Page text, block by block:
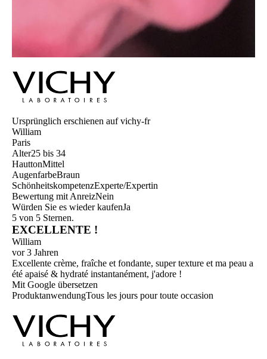
Ursprünglich erschienen auf vichy-fr
William
Paris
Alter25 bis 34
HauttonMittel
AugenfarbeBraun
SchönheitskompetenzExperte/Expertin
Bewertung mit AnreizNein
Würden Sie es wieder kaufenJa
5 von 5 Sternen.
EXCELLENTE !
William
vor 3 Jahren
Excellente crème, fraîche et fondante, super texture et ma peau a
été apaisé & hydraté instantanément, j'adore !
Mit Google übersetzen
ProduktanwendungTous les jours pour toute occasion